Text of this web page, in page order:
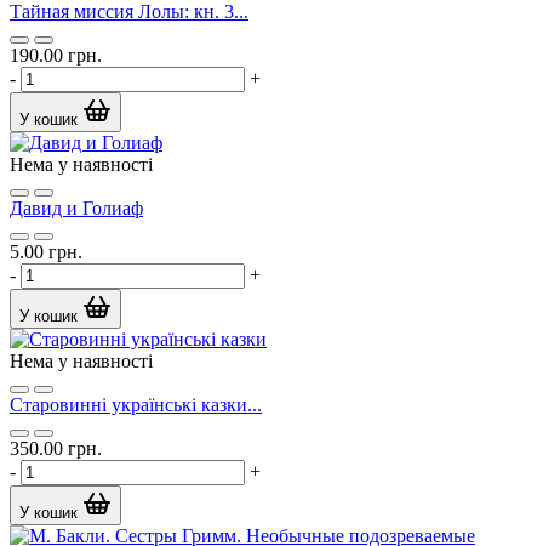
Тайная миссия Лолы: кн. 3...
190.00 грн.
-
+
У кошик
Нема у наявності
Давид и Голиаф
5.00 грн.
-
+
У кошик
Нема у наявності
Старовинні українські казки...
350.00 грн.
-
+
У кошик